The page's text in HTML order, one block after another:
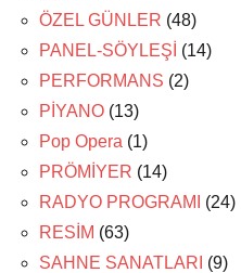
ÖZEL GÜNLER (48)
PANEL-SÖYLEŞİ (14)
PERFORMANS (2)
PİYANO (13)
Pop Opera (1)
PRÖMİYER (14)
RADYO PROGRAMI
(24)
RESİM (63)
SAHNE SANATLARI (9)